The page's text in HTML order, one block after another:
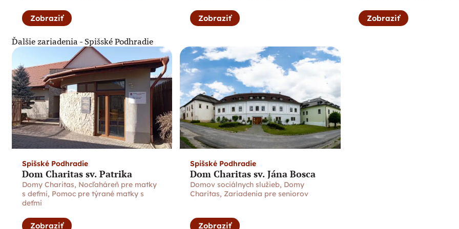
Zobraziť Zobraziť Zobraziť
Ďalšie zariadenia - Spišské Podhradie
Spišské Podhradie
Dom Charitas sv. Patrika
Domy Charitas, Nocľaháreň pre matky
s deťmi, Pomoc pre týrané matky s
deťmi
Zobraziť
Spišské Podhradie
Dom Charitas sv. Jána Bosca
Domov sociálnych služieb, Domy
Charitas, Zariadenia pre seniorov
Zobraziť